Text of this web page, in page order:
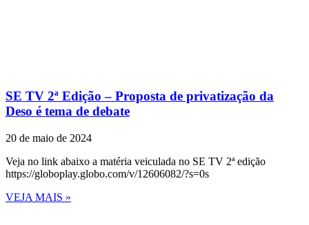
SE TV 2ª Edição – Proposta de privatização da
Deso é tema de debate
20 de maio de 2024
Veja no link abaixo a matéria veiculada no SE TV 2ª edição
https://globoplay.globo.com/v/12606082/?s=0s
VEJA MAIS »